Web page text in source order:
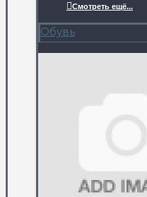
Смотреть ещё...
Обувь